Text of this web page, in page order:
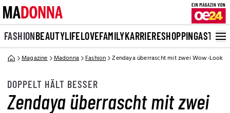
FASHIONBEAUTYLIFELOVEFAMILYKARRIERESHOPPINGASTRO
Magazine Madonna Fashion Zendaya überrascht mit zwei Wow-Looks
DOPPELT HÄLT BESSER
Zendaya überrascht mit zwei